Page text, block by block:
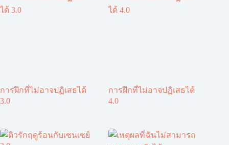
การฝึกที่ไม่อาจปฏิเสธได้
3.0
การฝึกที่ไม่อาจปฏิเสธได้
4.0